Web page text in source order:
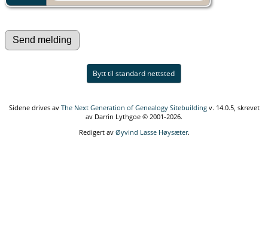
Bytt til standard nettsted
Sidene drives av The Next Generation of Genealogy Sitebuildingv. 14.0.5, skrevet
av Darrin Lythgoe © 2001-2026.
Redigert av Øyvind Lasse Høysæter.